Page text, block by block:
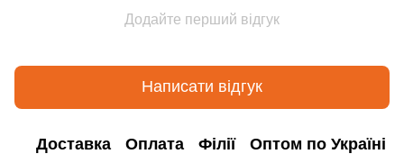
Додайте перший відгук
Написати відгук
Доставка Оплата Філії Оптом по Україні